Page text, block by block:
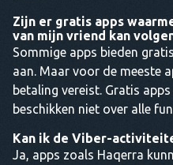
Zijn er gratis apps
van mijn vriend kan
Sommige apps bieden
aan. Maar voor de meeste
betaling vereist. Gratis
beschikken niet over alle
Kan ik de Viber-
Ja, apps zoals Haqerra